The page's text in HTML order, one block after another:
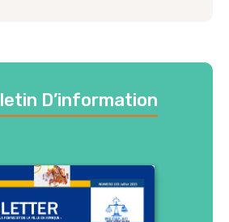
D’information